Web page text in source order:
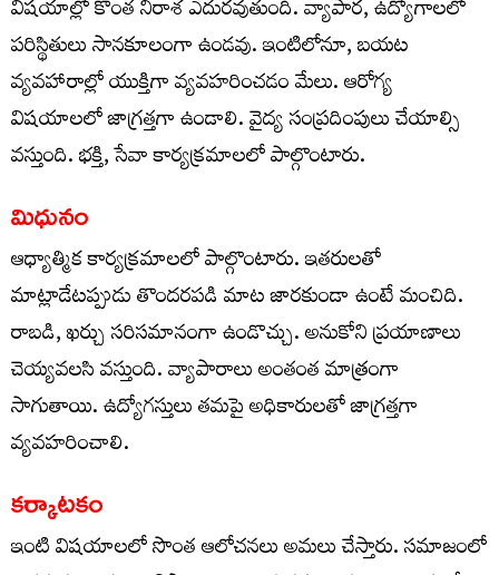
విషయాల్లో కొంత నిరాశ ఎదురవుతుంది. వ్యాపార, ఉద్యోగాలలో
పరిస్థితులు సానకూలంగా ఉండవు. ఇంటిలోనూ, బయట
వ్యవహారాల్లో యుక్తిగా వ్యవహరించడం మేలు. ఆరోగ్య
విషయాలలో జాగ్రత్తగా ఉండాలి. వైద్య సంప్రదింపులు చేయాల్సి
వస్తుంది. భక్తి, సేవా కార్యక్రమాలలో పాల్గొంటారు.
మిధునం
ఆధ్యాత్మిక కార్యక్రమాలలో పాల్గొంటారు. ఇతరులతో
మాట్లాడేటప్పుడు తొందరపడి మాట జారకుండా ఉంటే మంచిది.
రాబడి, ఖర్చు సరిసమానంగా ఉండొచ్చు. అనుకోని ప్రయాణాలు
చెయ్యవలసి వస్తుంది. వ్యాపారాలు అంతంత మాత్రంగా
సాగుతాయి. ఉద్యోగస్తులు తమపై అధికారులతో జాగ్రత్తగా
వ్యవహరించాలి.
కర్కాటకం
ఇంటి విషయాలలో సొంత ఆలోచనలు అమలు చేస్తారు. సమాజంలో